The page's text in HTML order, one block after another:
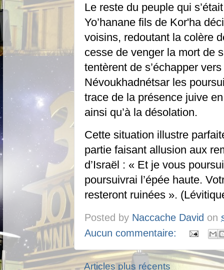
Le reste du peuple qui
Yo’hanane fils de Kor'ha
voisins, redoutant la colère
cesse de venger la mort de
tentèrent de s’échapper
Névoukhadnétsar les
trace de la présence juive
ainsi qu’à la désolation.
Cette situation illustre
partie faisant allusion aux
d’Israël : « Et je vous
poursuivrai l’épée haute.
resteront ruinées ».
Posted by Naccache David on
Aucun commentaire:
Articles plus récents